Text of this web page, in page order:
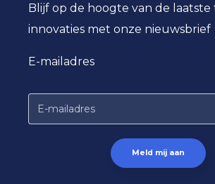
Blijf op de hoogte van de laatste
innovaties met onze nieuwsbrief
E-mailadres